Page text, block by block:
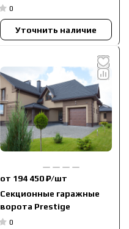
0
Уточнить наличие
от 194 450 ₽/шт
Секционные гаражные
ворота Prestige
0